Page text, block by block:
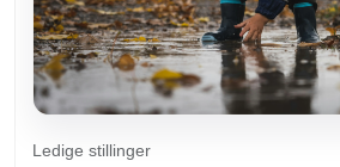
Ledige stillinger